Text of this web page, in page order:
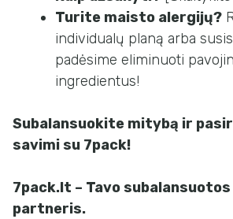
Turite maisto alergijų?
individualų planą arba
padėsime eliminuoti
ingredientus!
Subalansuokite mitybą ir
savimi su 7pack!
7pack.lt – Tavo
partneris.